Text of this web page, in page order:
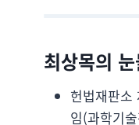
최상목의
헌법재판소
임(과학기